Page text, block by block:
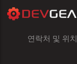
연락처 및 위치